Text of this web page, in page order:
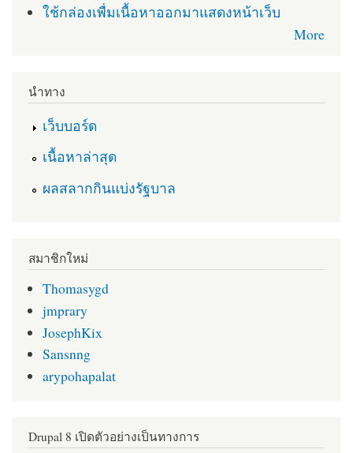
ใช้กล่องเพื่มเนื้อหาออกมาแสดงหน้าเว็บ
More
นำทาง
เว็บบอร์ด
เนื้อหาล่าสุด
ผลสลากกินแบ่งรัฐบาล
สมาชิกใหม่
Thomasygd
jmprary
JosephKix
Sansnng
arypohapalat
Drupal 8 เปิดตัวอย่างเป็นทางการ